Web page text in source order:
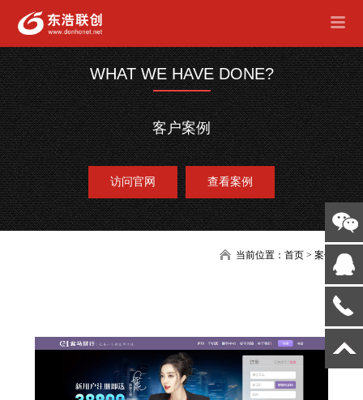
WHAT WE HAVE DONE?
客户案例
访问官网 查看案例
当前位置：首页 >案例